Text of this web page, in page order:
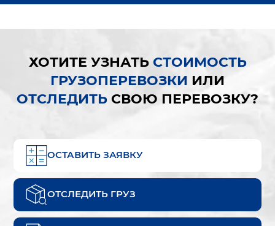
ХОТИТЕ УЗНАТЬ СТОИМОСТЬ
ГРУЗОПЕРЕВОЗКИ ИЛИ
ОТСЛЕДИТЬ СВОЮ ПЕРЕВОЗКУ?
ОСТАВИТЬ ЗАЯВКУ
ОТСЛЕДИТЬ ГРУЗ